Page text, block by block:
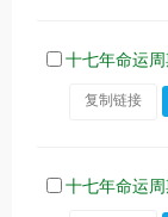
十七年命运
复制链接
十七年命运